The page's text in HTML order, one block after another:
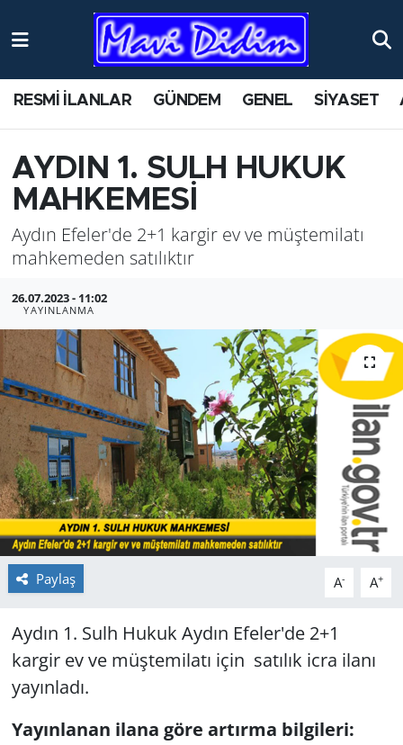
RESMİ İLANLAR GÜNDEM GENEL SİYASET
AYDIN 1. SULH HUKUK
MAHKEMESİ
Aydın Efeler'de 2+1 kargir ev ve müştemilatı
mahkemeden satılıktır
26.07.2023 - 11:02
YAYINLANMA
Paylaş A- A+
Aydın 1. Sulh Hukuk Aydın Efeler'de 2+1
kargir ev ve müştemilatı için satılık icra ilanı
yayınladı.
Yayınlanan ilana göre artırma bilgileri:
ANTİK YERLER
AYDIN
BİLİM VE TEKNOLOJİ
ÇEVRE
EĞİTİM
EKONOMİ
GENEL
GÜNDEM
HABERDE İNSAN
KÜLTÜR SANAT
MAGAZİN
RESMİ İLANLAR
Nöbetçi Eczaneler
Namaz Vakitleri
Trafik Durumu
Süper Lig Puan Durumu ve Fikstür
Tüm Manşetler
Son Dakika Haberleri
Haber Arşivi